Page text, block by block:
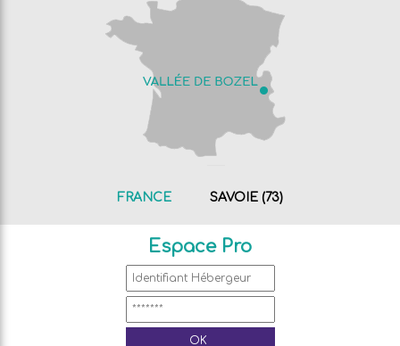
FRANCE SAVOIE (73)
Espace Pro